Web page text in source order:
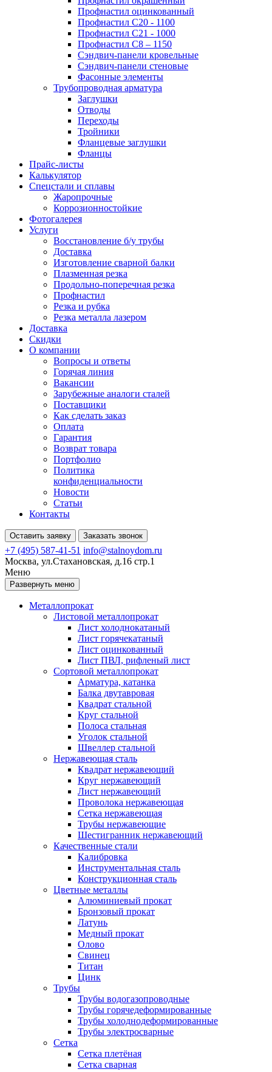
Профнастил оцинкованный
Профнастил С20 - 1100
Профнастил С21 - 1000
Профнастил С8 – 1150
Сэндвич-панели кровельные
Сэндвич-панели стеновые
Фасонные элементы
Трубопроводная арматура
Заглушки
Отводы
Переходы
Тройники
Фланцевые заглушки
Фланцы
Прайс-листы
Калькулятор
Спецстали и сплавы
Жаропрочные
Коррозионностойкие
Фотогалерея
Услуги
Восстановление б/у трубы
Доставка
Изготовление сварной балки
Плазменная резка
Продольно-поперечная резка
Профнастил
Резка и рубка
Резка металла лазером
Доставка
Скидки
О компании
Вопросы и ответы
Горячая линия
Вакансии
Зарубежные аналоги сталей
Поставщики
Как сделать заказ
Оплата
Гарантия
Возврат товара
Портфолио
Политика
конфиденциальности
Новости
Статьи
Контакты
Оставить заявку Заказать звонок
+7 (495) 587-41-51 info@stalnoydom.ru
Москва, ул.Стахановская, д.16 стр.1
Меню
Развернуть меню
Металлопрокат
Листовой металлопрокат
Лист холоднокатаный
Лист горячекатаный
Лист оцинкованный
Лист ПВЛ, рифленый лист
Сортовой металлопрокат
Арматура, катанка
Балка двутавровая
Квадрат стальной
Круг стальной
Полоса стальная
Уголок стальной
Швеллер стальной
Нержавеющая сталь
Квадрат нержавеющий
Круг нержавеющий
Лист нержавеющий
Проволока нержавеющая
Сетка нержавеющая
Трубы нержавеющие
Шестигранник нержавеющий
Качественные стали
Калибровка
Инструментальная сталь
Конструкционная сталь
Цветные металлы
Алюминиевый прокат
Бронзовый прокат
Латунь
Медный прокат
Олово
Свинец
Титан
Цинк
Трубы
Трубы водогазопроводные
Трубы горячедеформированные
Трубы холоднодеформированные
Трубы электросварные
Сетка
Сетка плетёная
Сетка сварная